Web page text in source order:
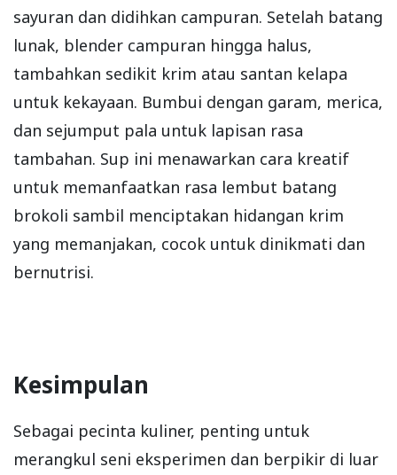
sayuran dan didihkan campuran. Setelah batang
lunak, blender campuran hingga halus,
tambahkan sedikit krim atau santan kelapa
untuk kekayaan. Bumbui dengan garam, merica,
dan sejumput pala untuk lapisan rasa
tambahan. Sup ini menawarkan cara kreatif
untuk memanfaatkan rasa lembut batang
brokoli sambil menciptakan hidangan krim
yang memanjakan, cocok untuk dinikmati dan
bernutrisi.
Kesimpulan
Sebagai pecinta kuliner, penting untuk
merangkul seni eksperimen dan berpikir di luar